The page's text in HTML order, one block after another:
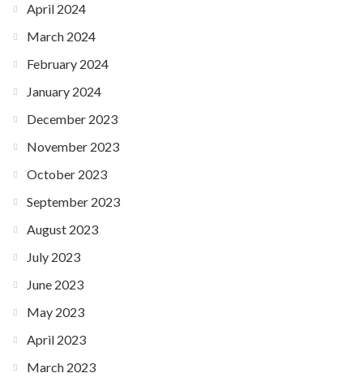
April 2024
March 2024
February 2024
January 2024
December 2023
November 2023
October 2023
September 2023
August 2023
July 2023
June 2023
May 2023
April 2023
March 2023